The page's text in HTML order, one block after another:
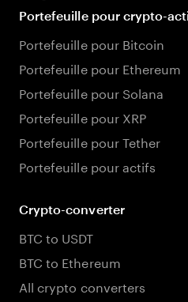
Portefeuille pour crypto-
Portefeuille pour Bitcoin
Portefeuille pour Ethereum
Portefeuille pour Solana
Portefeuille pour XRP
Portefeuille pour Tether
Portefeuille pour actifs
Crypto-converter
BTC to USDT
BTC to Ethereum
All crypto converters